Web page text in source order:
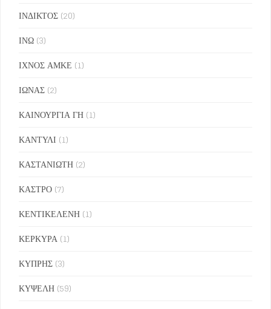
ΙΝΔΙΚΤΟΣ (20)
ΙΝΩ (3)
ΙΧΝΟΣ ΑΜΚΕ (1)
ΙΩΝΑΣ (2)
ΚΑΙΝΟΥΡΓΙΑ ΓΗ (1)
ΚΑΝΤΥΛΙ (1)
ΚΑΣΤΑΝΙΩΤΗ (2)
ΚΑΣΤΡΟ (7)
ΚΕΝΤΙΚΕΛΕΝΗ (1)
ΚΕΡΚΥΡΑ (1)
ΚΥΠΡΗΣ (3)
ΚΥΨΕΛΗ (59)